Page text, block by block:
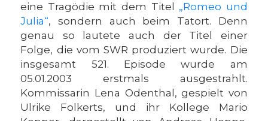
eine Tragödie mit dem Titel „Romeo und
Julia“, sondern auch beim Tatort. Denn
genau so lautete auch der Titel einer
Folge, die vom SWR produziert wurde. Die
insgesamt 521. Episode wurde am
05.01.2003 erstmals ausgestrahlt.
Kommissarin Lena Odenthal, gespielt von
Ulrike Folkerts, und ihr Kollege Mario